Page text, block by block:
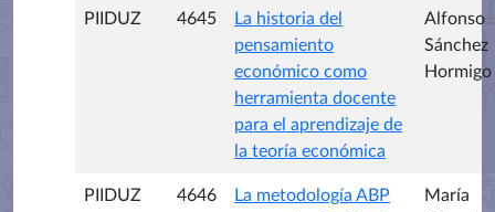
PIIDUZ 4645
La historia del
pensamiento
económico como
herramienta docente
para el aprendizaje de
la teoría económica
Alfonso
Sánchez
Hormigo
PIIDUZ 4646
La metodología ABP
María